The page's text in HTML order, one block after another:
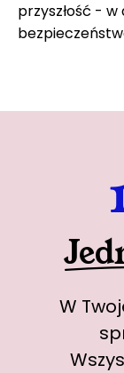
przyszłość -
W